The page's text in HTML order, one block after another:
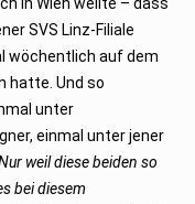
SVS Linz-Filiale
wöchentlich auf dem
hatte. Und so
unter
einmal unter jener
weil diese beiden so
bei diesem